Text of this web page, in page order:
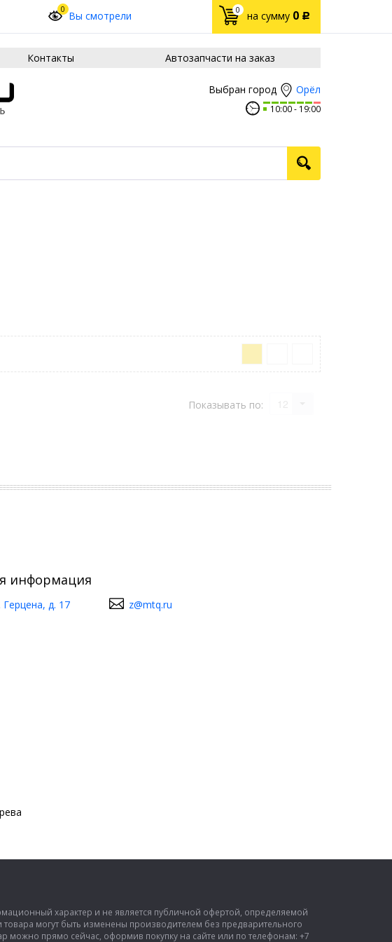
0 Вы смотрели 0 на сумму 0 Р
Контакты Автозапчасти на заказ
Выбран город Орёл
10:00 19:00
Показывать по:
информация
Герцена, д. 17 z@mtq.ru
характер и не является публичной офертой, определяемой
могут быть изменены производителем без предварительного
прямо сейчас, оформив покупку на сайте или по телефонам: +7